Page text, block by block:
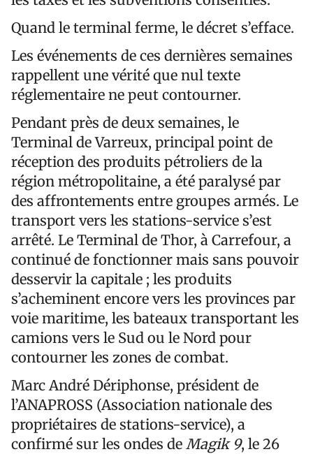
Quand le terminal ferme, le décret s’efface.
Les événements de ces dernières semaines
rappellent une vérité que nul texte
réglementaire ne peut contourner.
Pendant près de deux semaines, le
Terminal de Varreux, principal point de
réception des produits pétroliers de la
région métropolitaine, a été paralysé par
des affrontements entre groupes armés. Le
transport vers les stations-service s’est
arrêté. Le Terminal de Thor, à Carrefour, a
continué de fonctionner mais sans pouvoir
desservir la capitale ; les produits
s’acheminent encore vers les provinces par
voie maritime, les bateaux transportant les
camions vers le Sud ou le Nord pour
contourner les zones de combat.
Marc André Dériphonse, président de
l’ANAPROSS (Association nationale des
propriétaires de stations-service), a
confirmé sur les ondes de Magik 9, le 26